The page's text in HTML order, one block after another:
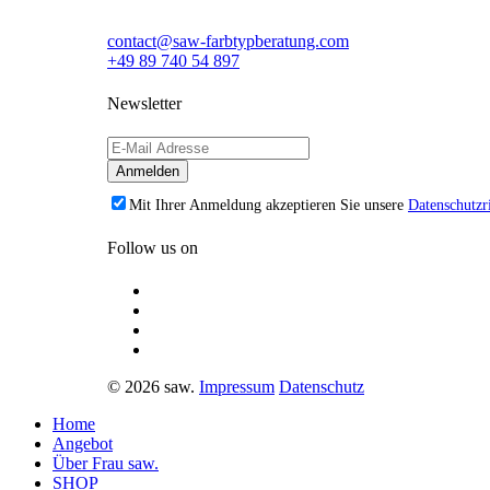
contact@saw-farbtypberatung.com
+49 89 740 54 897
Newsletter
Mit Ihrer Anmeldung akzeptieren Sie unsere
Follow us on
© 2026 saw. Impressum Datenschutz
Home
Angebot
Über Frau saw.
SHOP